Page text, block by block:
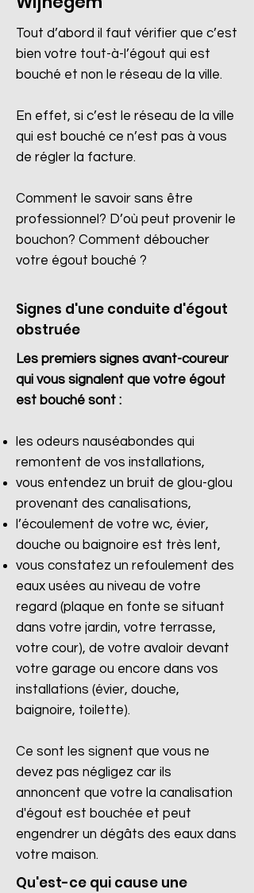
Tout d’abord il faut vérifier que c’est
bien votre tout-à-l’égout qui est
bouché et non le réseau de la ville.
En effet, si c’est le réseau de la ville
qui est bouché ce n’est pas à vous
de régler la facture.
Comment le savoir sans être
professionnel? D’où peut provenir le
bouchon? Comment déboucher
votre égout bouché ?
Signes d'une conduite d'égout
obstruée
Les premiers signes avant-coureur
qui vous signalent que votre égout
est bouché sont :
les odeurs nauséabondes qui
remontent de vos installations,
vous entendez un bruit de glou-glou
provenant des canalisations,
l’écoulement de votre wc, évier,
douche ou baignoire est très lent,
vous constatez un refoulement des
eaux usées au niveau de votre
regard (plaque en fonte se situant
dans votre jardin, votre terrasse,
votre cour), de votre avaloir devant
votre garage ou encore dans vos
installations (évier, douche,
baignoire, toilette).
Ce sont les signent que vous ne
devez pas négligez car ils
annoncent que votre la canalisation
d'égout est bouchée et peut
engendrer un dégâts des eaux dans
votre maison.
Qu'est-ce qui cause une